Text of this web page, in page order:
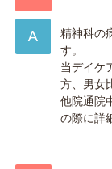
精神科の
す。
当デイケ
方、男女
他院通院
の際に詳